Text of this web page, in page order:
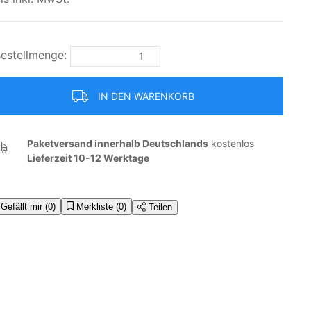
IN DEN WARENKORB
Paketversand innerhalb Deutschlands kostenlos
Lieferzeit 10-12 Werktage
Gefällt mir (0) Merkliste (0) Teilen